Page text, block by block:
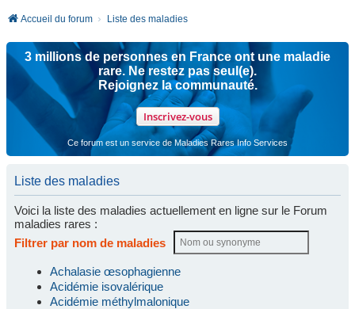
Accueil du forum Liste des maladies
3 millions de personnes en France ont une maladie
rare. Ne restez pas seul(e).
Rejoignez la communauté.
Inscrivez-vous
Ce forum est un service de Maladies Rares Info Services
Liste des maladies
Voici la liste des maladies actuellement en ligne sur le Forum
maladies rares :
Filtrer par nom de maladies
Achalasie œsophagienne
Acidémie isovalérique
Acidémie méthylmalonique